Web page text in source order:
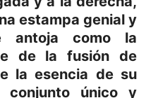
estampa genial y
antoja como la
de la fusión de
la esencia de su
conjunto único y